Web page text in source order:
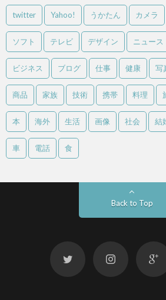
twitter Yahoo! うかたん カメラ
ソフト テレビ デザイン ニュース
ビジネス ブログ 仕事 健康 写
商品 家族 技術 携帯 料理
本 海外 生活 画像 社会 結
車 電話 食
Back to Top